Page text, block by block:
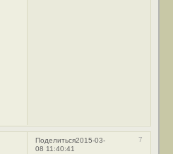
Поделиться 7
2015-03-
08 11:40:41